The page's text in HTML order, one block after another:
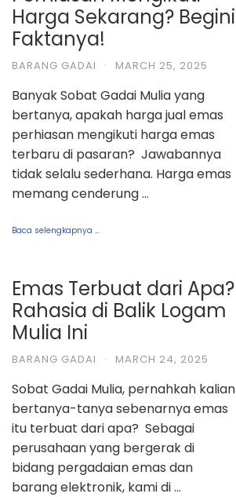
Harga Sekarang? Begini
Faktanya!
BARANG GADAI · MARCH 25, 2025
Banyak Sobat Gadai Mulia yang
bertanya, apakah harga jual emas
perhiasan mengikuti harga emas
terbaru di pasaran? Jawabannya
tidak selalu sederhana. Harga emas
memang cenderung …
Baca selengkapnya ...
Emas Terbuat dari Apa?
Rahasia di Balik Logam
Mulia Ini
BARANG GADAI · MARCH 24, 2025
Sobat Gadai Mulia, pernahkah kalian
bertanya-tanya sebenarnya emas
itu terbuat dari apa? Sebagai
perusahaan yang bergerak di
bidang pergadaian emas dan
barang elektronik, kami di …